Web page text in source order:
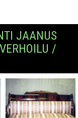
JAANUS
/